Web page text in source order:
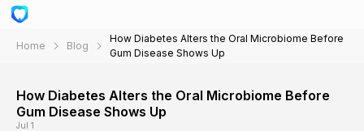
Home Blog
How Diabetes Alters the Oral Microbiome Before
Gum Disease Shows Up
How Diabetes Alters the Oral Microbiome Before
Gum Disease Shows Up
Jul 1